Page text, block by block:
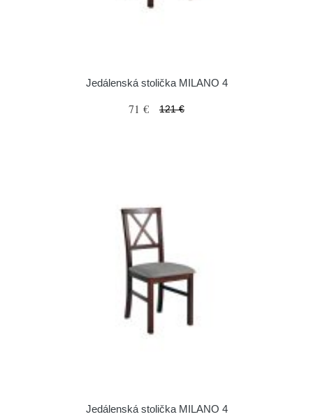
Jedálenská stolička MILANO 4
71 € 121 €
Jedálenská stolička MILANO 4